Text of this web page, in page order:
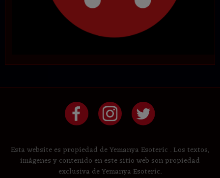
Esta website es propiedad de Yemanya Esoteric . Los textos,
imágenes y contenido en este sitio web son propiedad
exclusiva de Yemanya Esoteric.